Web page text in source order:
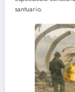
santuario.